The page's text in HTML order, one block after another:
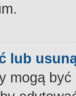
lub
mogą